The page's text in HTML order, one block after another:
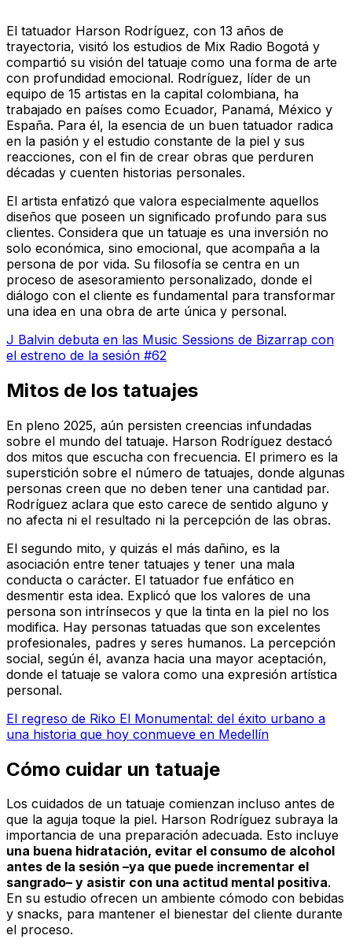
El tatuador Harson Rodríguez, con 13 años de
trayectoria, visitó los estudios de Mix Radio Bogotá y
compartió su visión del tatuaje como una forma de arte
con profundidad emocional. Rodríguez, líder de un
equipo de 15 artistas en la capital colombiana, ha
trabajado en países como Ecuador, Panamá, México y
España. Para él, la esencia de un buen tatuador radica
en la pasión y el estudio constante de la piel y sus
reacciones, con el fin de crear obras que perduren
décadas y cuenten historias personales.
El artista enfatizó que valora especialmente aquellos
diseños que poseen un significado profundo para sus
clientes. Considera que un tatuaje es una inversión no
solo económica, sino emocional, que acompaña a la
persona de por vida. Su filosofía se centra en un
proceso de asesoramiento personalizado, donde el
diálogo con el cliente es fundamental para transformar
una idea en una obra de arte única y personal.
J Balvin debuta en las Music Sessions de Bizarrap con
el estreno de la sesión #62
Mitos de los tatuajes
En pleno 2025, aún persisten creencias infundadas
sobre el mundo del tatuaje. Harson Rodríguez destacó
dos mitos que escucha con frecuencia. El primero es la
superstición sobre el número de tatuajes, donde algunas
personas creen que no deben tener una cantidad par.
Rodríguez aclara que esto carece de sentido alguno y
no afecta ni el resultado ni la percepción de las obras.
El segundo mito, y quizás el más dañino, es la
asociación entre tener tatuajes y tener una mala
conducta o carácter. El tatuador fue enfático en
desmentir esta idea. Explicó que los valores de una
persona son intrínsecos y que la tinta en la piel no los
modifica. Hay personas tatuadas que son excelentes
profesionales, padres y seres humanos. La percepción
social, según él, avanza hacia una mayor aceptación,
donde el tatuaje se valora como una expresión artística
personal.
El regreso de Riko El Monumental: del éxito urbano a
una historia que hoy conmueve en Medellín
Cómo cuidar un tatuaje
Los cuidados de un tatuaje comienzan incluso antes de
que la aguja toque la piel. Harson Rodríguez subraya la
importancia de una preparación adecuada. Esto incluye
una buena hidratación, evitar el consumo de alcohol
antes de la sesión –ya que puede incrementar el
sangrado– y asistir con una actitud mental positiva.
En su estudio ofrecen un ambiente cómodo con bebidas
y snacks, para mantener el bienestar del cliente durante
el proceso.